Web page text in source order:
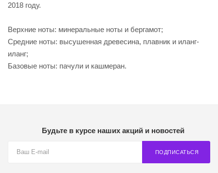
2018 году.
Верхние ноты: минеральные ноты и бергамот;
Средние ноты: высушенная древесина, плавник и иланг-
иланг;
Базовые ноты: пачули и кашмеран.
Будьте в курсе наших акций и новостей
ПОДПИСАТЬСЯ